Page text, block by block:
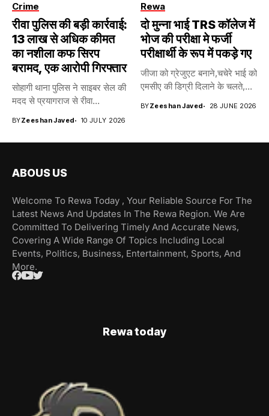
Crime
रीवा पुलिस की बड़ी कार्रवाई:
13 लाख से अधिक कीमत
का नशीला कफ सिरप
बरामद, एक आरोपी गिरफ्तार
सोहागी थाना पुलिस ने साइबर सेल की
मदद से प्रयागराज से रीवा...
BYZeeshan Javed 10 JULY 2026
Rewa
दो मुन्ना भाई TRS कॉलेज में
भोज की परीक्षा मे फर्जी
परीक्षार्थी के रूप में पकड़े गए
जीजा को ग्रेजुएट बनाने,चचेरे भाई को
एमसीए की डिग्री दिलाने के चलते,...
BYZeeshan Javed 28 JUNE 2026
ABOUS US
Welcome To Rewa Today , Your Reliable Source For The
Latest News And Updates In The Rewa Region. We Are
Committed To Delivering Timely And Accurate News,
Covering A Wide Range Of Topics Including Local
Events, Politics, Business, Entertainment, Sports, And
More.
Rewa today